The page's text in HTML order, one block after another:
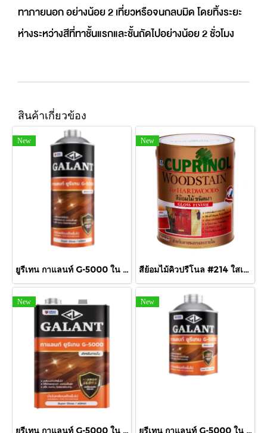
ทาภายนอก อย่างน้อย 2 เที่ยวหรือจนกลบมิด โดยทิ้งระยะ
ห่างระหว่างสีที่ทาชั้นแรกและชั้นถัดไปอย่างน้อย 2 ชั่วโมง
สินค้าเกี่ยวข้อง
New
ยูรีเทน กาแลนท์ G-5000 ใน 875cc.
New
สีย้อมไม้คิวปรีโนล #214 ใสเงา 1/4 กล.
New
ยูรีเทน กาแลนท์ G-5000 ใน กล.
New
ยูรีเทน กาแลนท์ G-5000 ใน 460cc.